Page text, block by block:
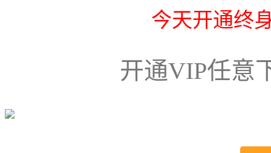
今天开通终
开通VIP任意